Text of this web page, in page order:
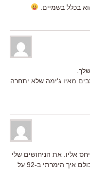
בכלל בשמיים.
מאיו ג'ימה שלא יתחרה
אליו. את הניחושים שלי
אני אשמור לאוסקר. (עד היום אני מזכיר לכולם איך הימרתי ב-92 על